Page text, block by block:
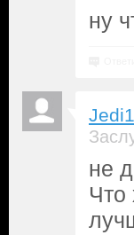
ну
не
Что